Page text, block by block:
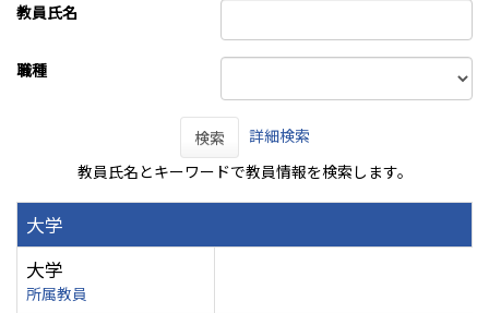
教員氏名
職種
検索
詳細検索
教員氏名とキーワードで教員情報を検索します。
大学
大学
所属教員